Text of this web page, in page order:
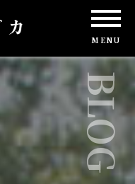
MENU
BLOG